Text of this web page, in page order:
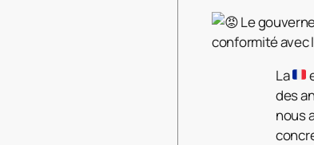
Le
conformité avec
La
des
nous